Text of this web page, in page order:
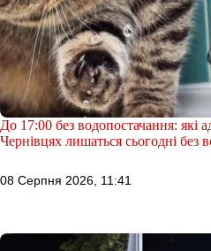
До 17:00 без водопостачання: які
Чернівцях лишаться сьогодні без
08 Серпня 2026, 11:41